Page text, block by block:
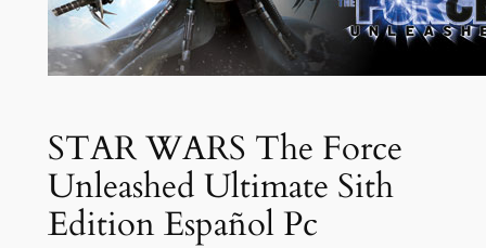
STAR WARS The Force
Unleashed Ultimate Sith
Edition Español Pc